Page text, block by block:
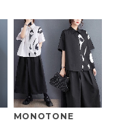
MONOTONE